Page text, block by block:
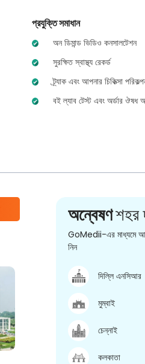
প্রযুক্তি সমাধান
অন ডিমান্ড ভিডিও কনসালটেশন
সুরক্ষিত স্বাস্থ্য রেকর্ড
ট্র্যাক এবং আপনার চিকিত্সা
বই ল্যাব টেস্ট এবং অর্ডার ঔষধ
অন্বেষণশহর
GoMedii-এর মাধ্যমে
নিন
দিল্লি এনসিআর
মুম্বাই
চেন্নাই
কলকাতা